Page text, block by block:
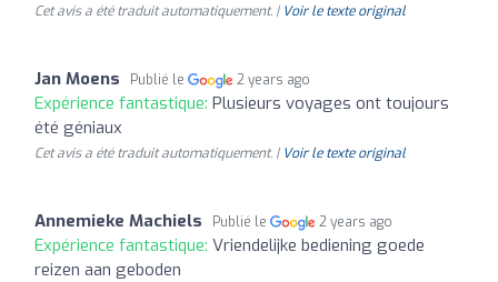
Cet avis a été traduit automatiquement. | Voir le texte original
Jan Moens Publié le 2 years ago
Expérience fantastique: Plusieurs voyages ont toujours
été géniaux
Cet avis a été traduit automatiquement. | Voir le texte original
Annemieke Machiels Publié le 2 years ago
Expérience fantastique: Vriendelijke bediening goede
reizen aan geboden